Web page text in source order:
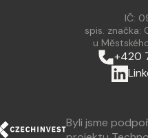
IČ:
spis. značka:
u
+420
Byli jsme